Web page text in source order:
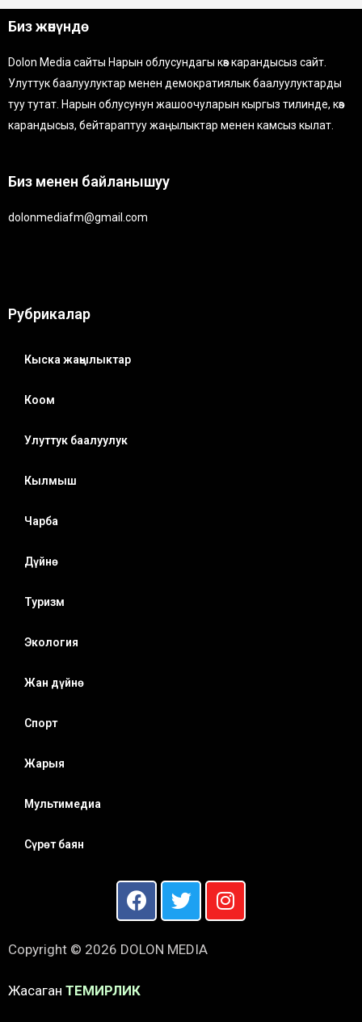
Биз жөнүндө
Dolon Media сайты Нарын облусундагы көз карандысыз сайт.
Улуттук баалуулуктар менен демократиялык баалуулуктарды
туу тутат. Нарын облусунун жашоочуларын кыргыз тилинде, көз
карандысыз, бейтараптуу жаңылыктар менен камсыз кылат.
Биз менен байланышуу
dolonmediafm@gmail.com
Рубрикалар
Кыска жаңылыктар
Коом
Улуттук баалуулук
Кылмыш
Чарба
Дүйнө
Туризм
Экология
Жан дүйнө
Спорт
Жарыя
Мультимедиа
Сүрөт баян
Copyright © 2026 DOLON MEDIA
Жасаган ТЕМИРЛИК